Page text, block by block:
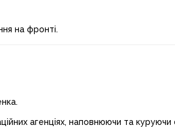
на фронті.
агенціях, наповнюючи та куруючи